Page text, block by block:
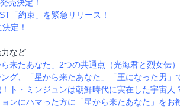
売決定！
「約束」を緊急リリース！
定！
力など
来たあなた」2つの共通点（光海君と烈女伝）
グ、「星から来たあなた」「王になった男」
ト・ミンジュンは朝鮮時代に実在した宇宙人
ンにハマった方に「星から来たあなた」をお